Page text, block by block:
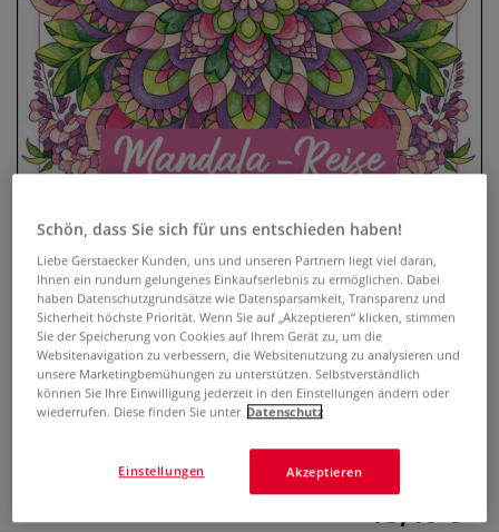
Mandala-Reise – Malen nach
Zahlen
0 Bewertungen
inspiriert von Reisezielen aus aller Welt.
Mehr
13,40 €
Schön, dass Sie sich für uns entschieden haben!
Liebe Gerstaecker Kunden, uns und unseren Partnern liegt viel daran,
Ihnen ein rundum gelungenes Einkaufserlebnis zu ermöglichen. Dabei
haben Datenschutzgrundsätze wie Datensparsamkeit, Transparenz und
Sicherheit höchste Priorität. Wenn Sie auf „Akzeptieren“ klicken, stimmen
Sie der Speicherung von Cookies auf Ihrem Gerät zu, um die
Websitenavigation zu verbessern, die Websitenutzung zu analysieren und
unsere Marketingbemühungen zu unterstützen. Selbstverständlich
können Sie Ihre Einwilligung jederzeit in den Einstellungen ändern oder
wiederrufen. Diese finden Sie unter Datenschutz
Akzeptieren
Einstellungen